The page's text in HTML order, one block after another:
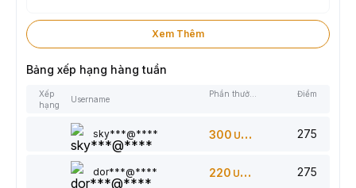
Xem Thêm
Bảng xếp hạng hàng tuần
Xếp
hạng
Username
Phần thưởng Điểm
sky***@**** 300 USDT 275
dor***@**** 220 USDT 275